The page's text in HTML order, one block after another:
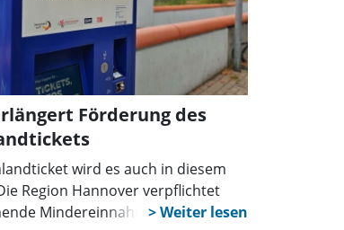
Förderung des
wird es auch in diesem
Region Hannover verpflichtet
Mindereinnahmen und